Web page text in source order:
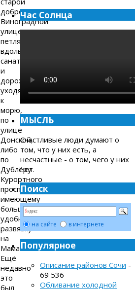
доброй
Виноградной
улице,
петляющей
вдоль
санаториев
и
дорожек,
уходящих
к
морю,
по
улице
Донской,
либо
по
Дублёру
Курортного
проспекта,
имеющему
большую
удобную
развязку
на
Мамайке.
Ещё
недавно
это
был
Час Солнца
МЫСЛЬ
Счастливые люди думают о
том, что у них есть, а
несчастные - о том, чего у них
нет.
Поиск
на сайте в интернете
Популярное
Описание районов Сочи -
69 536
Обливание холодной